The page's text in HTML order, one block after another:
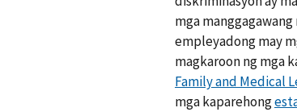
mga
empleyadong may
magkaroon ng mga
Family and Medical
mga kaparehong